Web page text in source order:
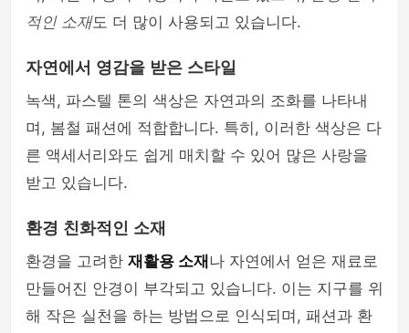
적인 소재도 더 많이 사용되고 있습니다.
자연에서 영감을 받은 스타일
녹색, 파스텔 톤의 색상은 자연과의 조화를 나타내
며, 봄철 패션에 적합합니다. 특히, 이러한 색상은 다
른 액세서리와도 쉽게 매치할 수 있어 많은 사랑을
받고 있습니다.
환경 친화적인 소재
환경을 고려한 재활용 소재 나 자연에서 얻은 재료로
만들어진 안경이 부각되고 있습니다. 이는 지구를 위
해 작은 실천을 하는 방법으로 인식되며, 패션과 환